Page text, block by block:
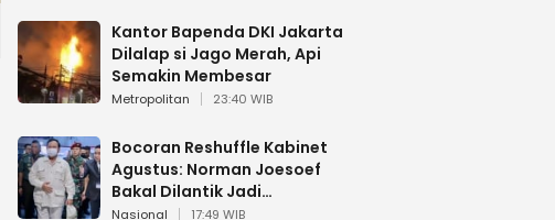
Kantor Bapenda DKI Jakarta
Dilalap si Jago Merah, Api
Semakin Membesar
Metropolitan 23:40 WIB
Bocoran Reshuffle Kabinet
Agustus: Norman Joesoef
Bakal Dilantik Jadi
Wamenhan RI
Nasional 17:49 WIB